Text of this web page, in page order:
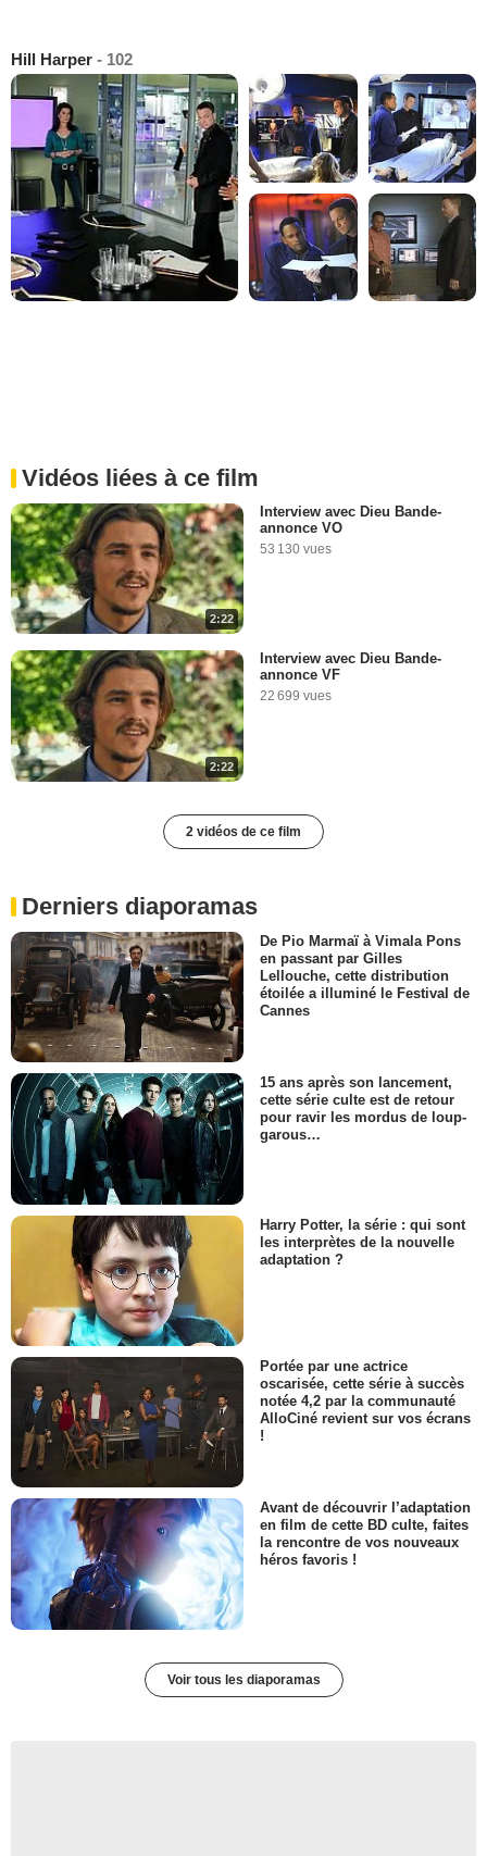
Hill Harper - 102
Vidéos liées à ce film
2:22
Interview avec Dieu Bande-
annonce VO
53 130 vues
2:22
Interview avec Dieu Bande-
annonce VF
22 699 vues
2 vidéos de ce film
Derniers diaporamas
De Pio Marmaï à Vimala Pons
en passant par Gilles
Lellouche, cette distribution
étoilée a illuminé le Festival de
Cannes
15 ans après son lancement,
cette série culte est de retour
pour ravir les mordus de loup-
garous…
Harry Potter, la série : qui sont
les interprètes de la nouvelle
adaptation ?
Portée par une actrice
oscarisée, cette série à succès
notée 4,2 par la communauté
AlloCiné revient sur vos écrans
!
Avant de découvrir l’adaptation
en film de cette BD culte, faites
la rencontre de vos nouveaux
héros favoris !
Voir tous les diaporamas